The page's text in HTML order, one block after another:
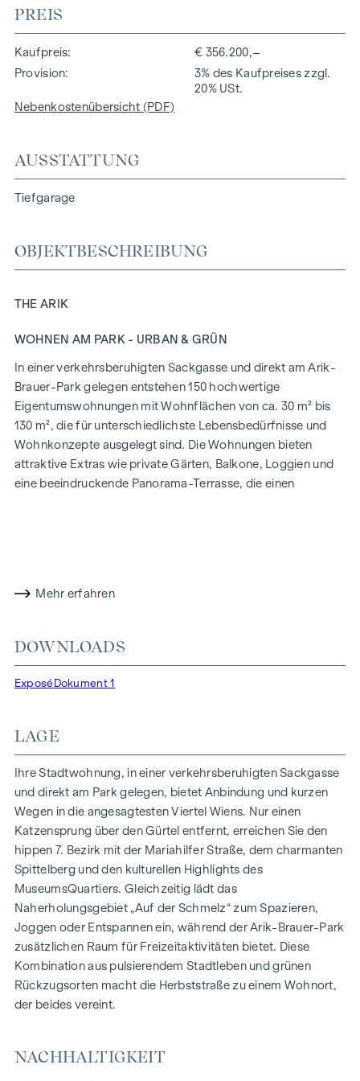
PREIS
Kaufpreis
€ 356.200,–
Provision
3% des Kaufpreises zzgl.
20% USt.
Nebenkostenübersicht (PDF)
AUSSTATTUNG
Tiefgarage
OBJEKTBESCHREIBUNG
THE ARIK
WOHNEN AM PARK - URBAN & GRÜN
In einer verkehrsberuhigten Sackgasse und direkt am Arik-
Brauer-Park gelegen entstehen 150 hochwertige
Eigentumswohnungen mit Wohnflächen von ca. 30 m² bis
130 m², die für unterschiedlichste Lebensbedürfnisse und
Wohnkonzepte ausgelegt sind. Die Wohnungen bieten
attraktive Extras wie private Gärten, Balkone, Loggien und
eine beeindruckende Panorama-Terrasse, die einen
garantieren eine nachhaltige und effiziente
Mehr Infos unter:WOHNEN AM PARK, 1160 Wien,
Herbststraße – Winegg
Wohnflächen von ca. 30 bis 130 m²
1- bis 4-Zimmerwohnungen
Gärten, Balkone, Loggien und Terrassen
Großzügige Raumhöhen
Tiefgaragenstellplätze | E-Mobilität
Innenhof Ruhelage
Photovoltaikanlage am Dach
Gemeinschaftsraum
ZUHAUSE ANKOMMEN
In der Herbststraße erwartet Sie ein einzigartiges
Wohngefühl, das Design und Geborgenheit auf
außergewöhnliche Weise vereint. Die hochwertige
stilvolles, modernes Leben abgestimmt. Edle Parkettböden
Mehr erfahren
DOWNLOADS
Exposé Dokument 1
LAGE
Ihre Stadtwohnung, in einer verkehrsberuhigten Sackgasse
und direkt am Park gelegen, bietet Anbindung und kurzen
Wegen in die angesagtesten Viertel Wiens. Nur einen
Katzensprung über den Gürtel entfernt, erreichen Sie den
hippen 7. Bezirk mit der Mariahilfer Straße, dem charmanten
Spittelberg und den kulturellen Highlights des
MuseumsQuartiers. Gleichzeitig lädt das
Naherholungsgebiet „Auf der Schmelz“ zum Spazieren,
Joggen oder Entspannen ein, während der Arik-Brauer-Park
zusätzlichen Raum für Freizeitaktivitäten bietet. Diese
Kombination aus pulsierendem Stadtleben und grünen
Rückzugsorten macht die Herbststraße zu einem Wohnort,
der beides vereint.
NACHHALTIGKEIT